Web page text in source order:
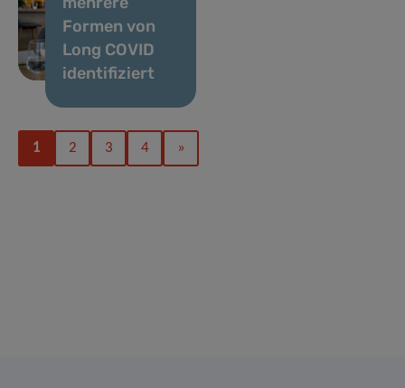
Formen von
Long COVID
identifiziert
1 2 3 4 »